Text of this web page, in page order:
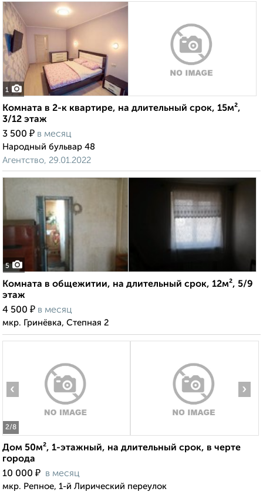
1
Комната в 2-к квартире, на длительный срок, 15м²,
3/12 этаж
3 500 ₽ в месяц
Народный бульвар 48
Агентство, 29.01.2022
5
Комната в общежитии, на длительный срок, 12м², 5/9
этаж
4 500 ₽ в месяц
мкр. Гринёвка, Степная 2
2/8
‹ ›
Дом 50м², 1-этажный, на длительный срок, в черте
города
10 000 ₽ в месяц
мкр. Репное, 1-й Лирический переулок